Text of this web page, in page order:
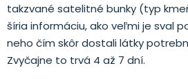
takzvané satelitné bunky (typ
šíria informáciu, ako veľmi je sval
neho čím skôr dostali látky
Zvyčajne to trvá 4 až 7 dní.